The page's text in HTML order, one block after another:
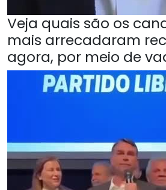
Veja quais são os
mais arrecadaram
agora, por meio de